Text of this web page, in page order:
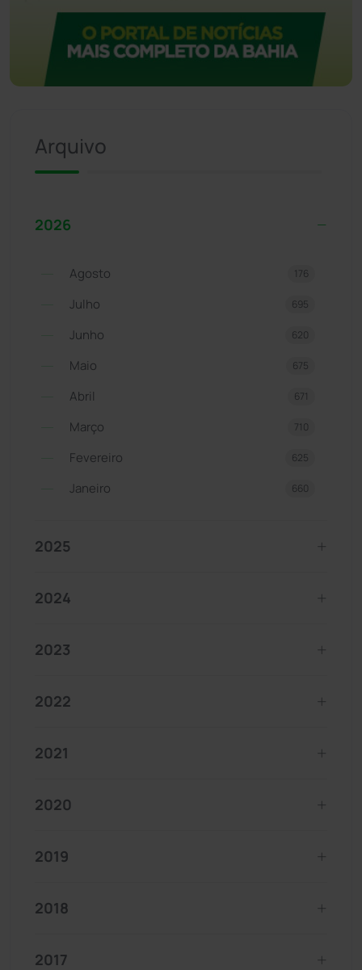
Arquivo
2026
Agosto 176
Julho 695
Junho 620
Maio 675
Abril 671
Março 710
Fevereiro 625
Janeiro 660
2025
2024
2023
2022
2021
2020
2019
2018
2017